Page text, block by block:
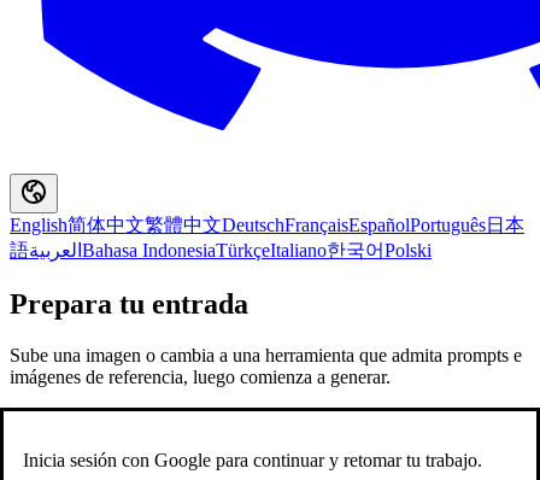
English简体中文繁體中文DeutschFrançaisEspañolPortuguês日本
語العربية Bahasa IndonesiaTürkçeItaliano한국어Polski
Prepara tu entrada
Sube una imagen o cambia a una herramienta que admita prompts e
imágenes de referencia, luego comienza a generar.
Inicia sesión con Google para continuar y retomar tu trabajo.